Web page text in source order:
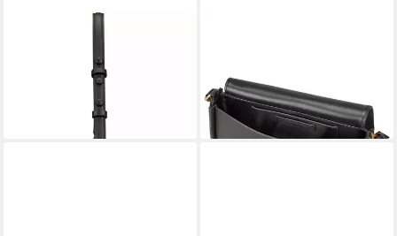
KARL LAGERFELD
Halfmoon SHB
UVP279,00 €
in 3-4 Werktagen bei dir
212,45 €
-15%
in 3-4 Werktagen bei dir